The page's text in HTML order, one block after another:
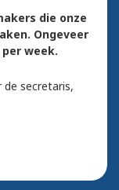
die onze
Ongeveer
week.
de secretaris,